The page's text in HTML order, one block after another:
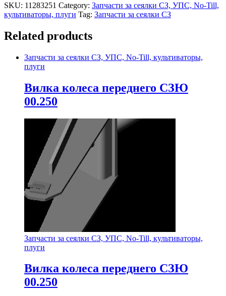
SKU: 11283251 Category: Запчасти за сеялки СЗ, УПС, No-Till,
культиваторы, плуги Tag: Запчасти за сеялки СЗ
Related products
Запчасти за сеялки СЗ, УПС, No-Till, культиваторы,
плуги
Вилка колеса переднего СЗЮ
00.250
Запчасти за сеялки СЗ, УПС, No-Till, культиваторы,
плуги
Вилка колеса переднего СЗЮ
00.250